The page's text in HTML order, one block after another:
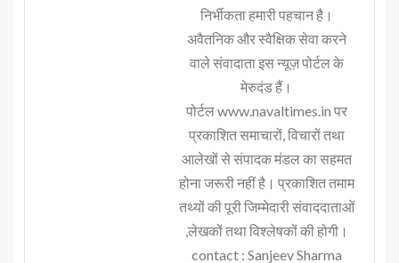
निर्भीकता हमारी पहचान है।
अवैतनिक और स्वैक्षिक सेवा करने
वाले संवादाता इस न्यूज़ पोर्टल के
मेरुदंड हैं।
पोर्टल www.navaltimes.in पर
प्रकाशित समाचारों, विचारों तथा
आलेखों से संपादक मंडल का सहमत
होना जरूरी नहीं है। प्रकाशित तमाम
तथ्यों की पूरी जिम्मेदारी संवाददाताओं
,लेखकों तथा विश्लेषकों की होगी।
contact : Sanjeev Sharma